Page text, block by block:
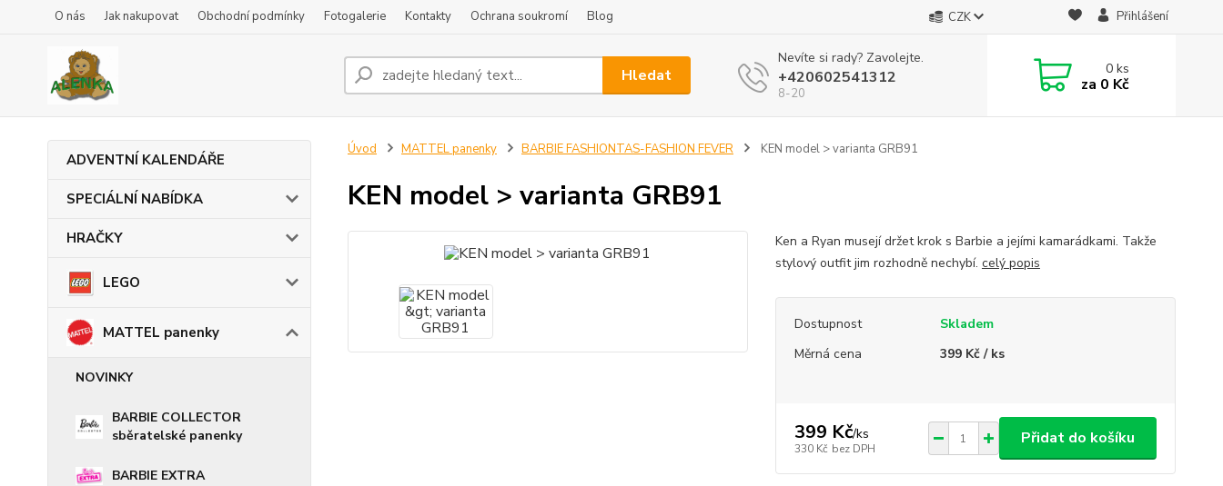
O nás Jak nakupovat Obchodní podmínky Fotogalerie Kontakty Ochrana soukromí Blog CZK Přihlášení
Hledat
Nevíte si rady? Zavolejte.
+420602541312
8-20
0ks
za 0 Kč
ADVENTNÍ KALENDÁŘE
SPECIÁLNÍ NABÍDKA
HRAČKY
LEGO
MATTEL panenky
NOVINKY
BARBIE COLLECTOR
sběratelské panenky
BARBIE EXTRA
Úvod MATTEL panenky BARBIE FASHIONTAS-FASHION FEVER KEN model > varianta GRB91
KEN model > varianta GRB91
Ken a Ryan musejí držet krok s Barbie a jejími kamarádkami. Takže
stylový outfit jim rozhodně nechybí. celý popis
Dostupnost
Skladem
Měrná cena
399 Kč / ks
399 Kč/ks
330 Kč bez DPH
Přidat do košíku